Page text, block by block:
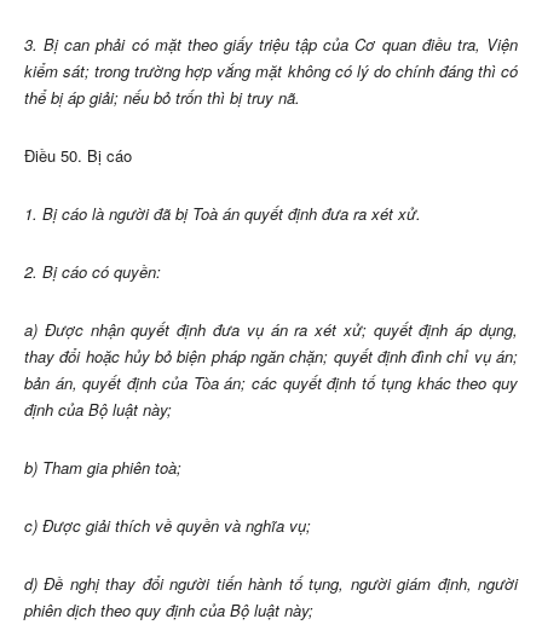
3. Bị can phải có mặt theo giấy triệu tập của Cơ quan điều tra, Viện
kiểm sát; trong trường hợp vắng mặt không có lý do chính đáng thì có
thể bị áp giải; nếu bỏ trốn thì bị truy nã.
Điều 50. Bị cáo
1. Bị cáo là người đã bị Toà án quyết định đưa ra xét xử.
2. Bị cáo có quyền:
a) Được nhận quyết định đưa vụ án ra xét xử; quyết định áp dụng,
thay đổi hoặc hủy bỏ biện pháp ngăn chặn; quyết định đình chỉ vụ án;
bản án, quyết định của Tòa án; các quyết định tố tụng khác theo quy
định của Bộ luật này;
b) Tham gia phiên toà;
c) Được giải thích về quyền và nghĩa vụ;
d) Đề nghị thay đổi người tiến hành tố tụng, người giám định, người
phiên dịch theo quy định của Bộ luật này;